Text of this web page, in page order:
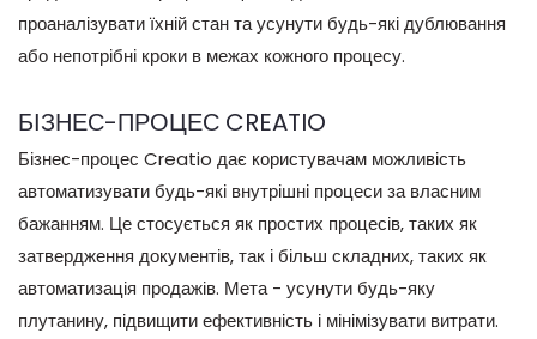
проаналізувати їхній стан та усунути будь-які дублювання
або непотрібні кроки в межах кожного процесу.
БІЗНЕС-ПРОЦЕС CREATIO
Бізнес-процес Creatio дає користувачам можливість
автоматизувати будь-які внутрішні процеси за власним
бажанням. Це стосується як простих процесів, таких як
затвердження документів, так і більш складних, таких як
автоматизація продажів. Мета - усунути будь-яку
плутанину, підвищити ефективність і мінімізувати витрати.